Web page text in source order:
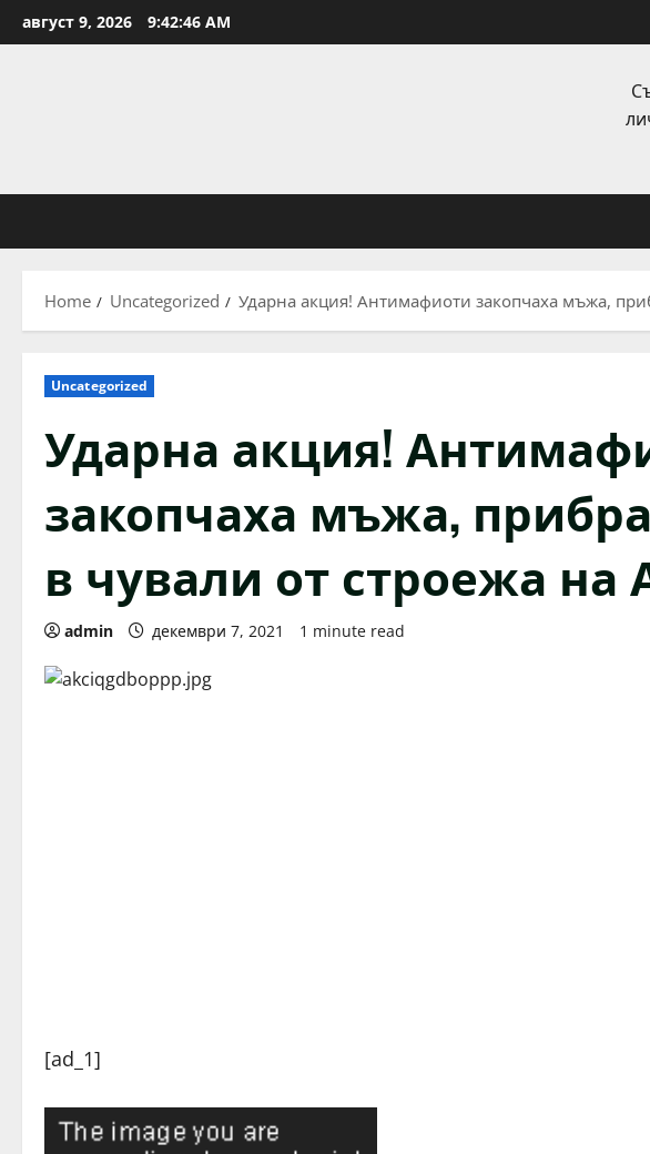
to
август 9, 2026 9:42:47 AM
Home Uncategorized Ударна акция! Антимафиоти закопчаха мъжа,
Uncategorized
Ударна акция!
закопчаха мъжа,
в чували от строежа
admin декември 7, 2021 1 minute read
[ad_1]